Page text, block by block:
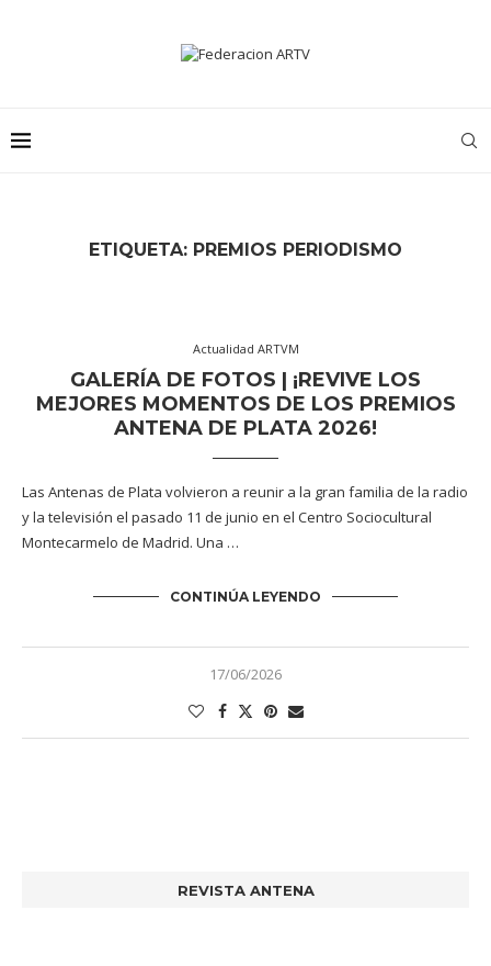
ETIQUETA: PREMIOS PERIODISMO
Actualidad ARTVM
GALERÍA DE FOTOS | ¡REVIVE LOS
MEJORES MOMENTOS DE LOS PREMIOS
ANTENA DE PLATA 2026!
Las Antenas de Plata volvieron a reunir a la gran familia de la radio
y la televisión el pasado 11 de junio en el Centro Sociocultural
Montecarmelo de Madrid. Una …
CONTINÚA LEYENDO
17/06/2026
REVISTA ANTENA